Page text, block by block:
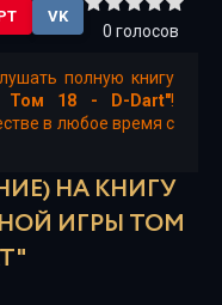
VK
0 голосов
полную книгу
Том 18 - D-Dart"!
в любое время с
НА КНИГУ
ИГРЫ ТОМ